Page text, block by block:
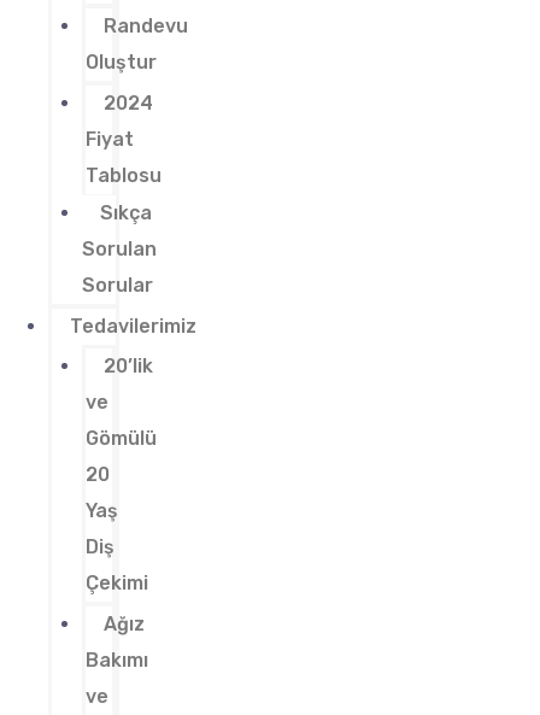
Randevu
Oluştur
2024
Fiyat
Tablosu
Sıkça
Sorulan
Sorular
Tedavilerimiz
20’lik
ve
Gömülü
20
Yaş
Diş
Çekimi
Ağız
Bakımı
ve